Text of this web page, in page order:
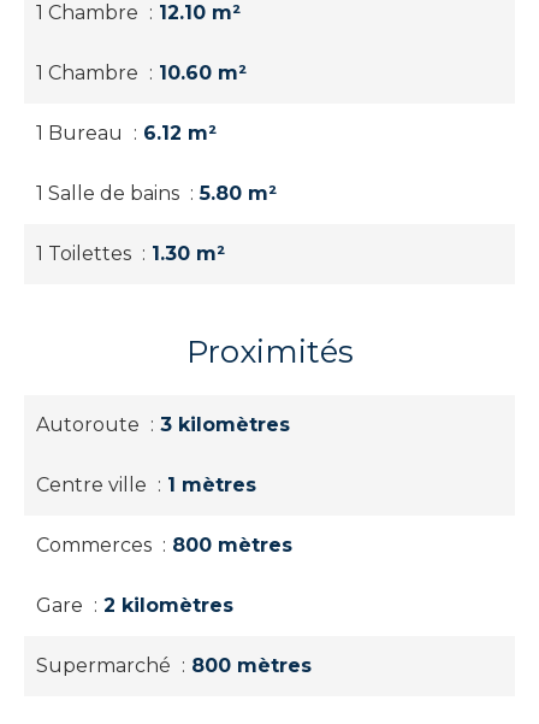
1 Chambre 12.10 m²
1 Chambre 10.60 m²
1 Bureau 6.12 m²
1 Salle de bains 5.80 m²
1 Toilettes 1.30 m²
Proximités
Autoroute 3 kilomètres
Centre ville 1 mètres
Commerces 800 mètres
Gare 2 kilomètres
Supermarché 800 mètres